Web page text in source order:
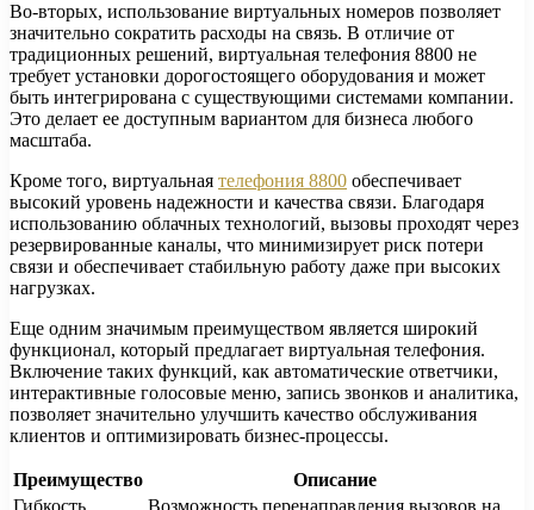
Во-вторых, использование виртуальных номеров позволяет
значительно сократить расходы на связь. В отличие от
традиционных решений, виртуальная телефония 8800 не
требует установки дорогостоящего оборудования и может
быть интегрирована с существующими системами компании.
Это делает ее доступным вариантом для бизнеса любого
масштаба.
Кроме того, виртуальная телефония 8800 обеспечивает
высокий уровень надежности и качества связи. Благодаря
использованию облачных технологий, вызовы проходят через
резервированные каналы, что минимизирует риск потери
связи и обеспечивает стабильную работу даже при высоких
нагрузках.
Еще одним значимым преимуществом является широкий
функционал, который предлагает виртуальная телефония.
Включение таких функций, как автоматические ответчики,
интерактивные голосовые меню, запись звонков и аналитика,
позволяет значительно улучшить качество обслуживания
клиентов и оптимизировать бизнес-процессы.
Преимущество
Описание
Гибкость
Возможность перенаправления вызовов на